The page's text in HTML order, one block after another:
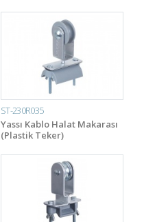
ST-230R035
Yassı Kablo Halat Makarası
(Plastik Teker)